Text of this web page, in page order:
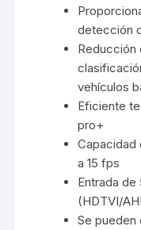
detección
Reducción
vehículos
Eficiente
pro+
Capacidad
a 15 fps
Entrada de
(HDTVI/
Se pueden